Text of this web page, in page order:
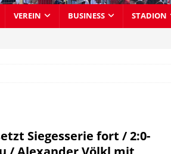
VEREIN BUSINESS STADION
Siegesserie fort / 2:0-